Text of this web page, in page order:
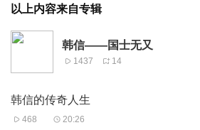
以上内容来自专辑
韩信——国士无又
1437 14
韩信的传奇人生
468 20:26